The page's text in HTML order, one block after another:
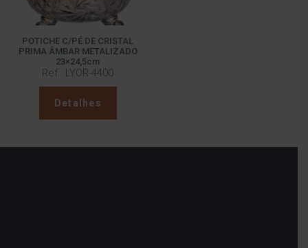
POTICHE C/PÉ DE CRISTAL
PRIMA ÂMBAR METALIZADO
23×24,5cm
Ref.: LYOR-4400
Detalhes